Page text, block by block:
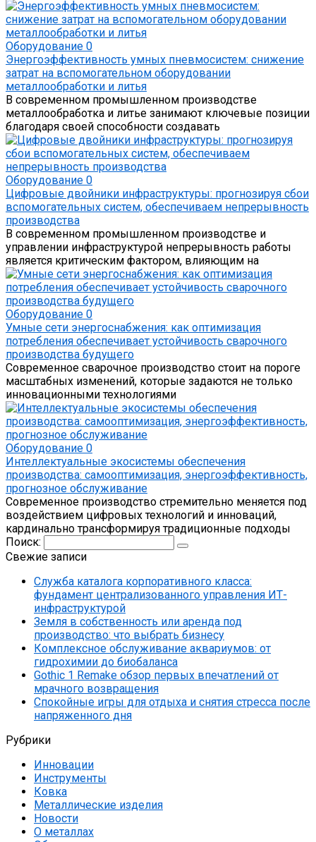
Оборудование 0
Энергоэффективность умных пневмосистем: снижение
затрат на вспомогательном оборудовании
металлообработки и литья
В современном промышленном производстве
металлообработка и литье занимают ключевые позиции
благодаря своей способности создавать
Оборудование 0
Цифровые двойники инфраструктуры: прогнозируя сбои
вспомогательных систем, обеспечиваем непрерывность
производства
В современном промышленном производстве и
управлении инфраструктурой непрерывность работы
является критическим фактором, влияющим на
Оборудование 0
Умные сети энергоснабжения: как оптимизация
потребления обеспечивает устойчивость сварочного
производства будущего
Современное сварочное производство стоит на пороге
масштабных изменений, которые задаются не только
инновационными технологиями
Оборудование 0
Интеллектуальные экосистемы обеспечения
производства: самооптимизация, энергоэффективность,
прогнозное обслуживание
Современное производство стремительно меняется под
воздействием цифровых технологий и инноваций,
кардинально трансформируя традиционные подходы
Поиск:
Свежие записи
Служба каталога корпоративного класса:
фундамент централизованного управления ИТ-
инфраструктурой
Земля в собственность или аренда под
производство: что выбрать бизнесу
Комплексное обслуживание аквариумов: от
гидрохимии до биобаланса
Gothic 1 Remake обзор первых впечатлений от
мрачного возвращения
Спокойные игры для отдыха и снятия стресса после
напряженного дня
Рубрики
Инновации
Инструменты
Ковка
Металлические изделия
Новости
О металлах